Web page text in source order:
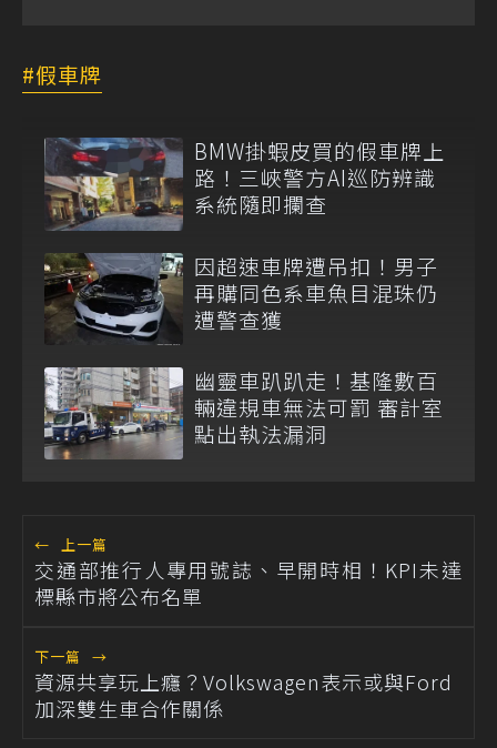
假車牌
BMW掛蝦皮買的假車牌上
路！三峽警方AI巡防辨識
系統隨即攔查
因超速車牌遭吊扣！男子
再購同色系車魚目混珠仍
遭警查獲
幽靈車趴趴走！基隆數百
輛違規車無法可罰 審計室
點出執法漏洞
← 上一篇
交通部推行人專用號誌、早開時相！KPI未達
標縣市將公布名單
下一篇 →
資源共享玩上癮？Volkswagen表示或與Ford
加深雙生車合作關係